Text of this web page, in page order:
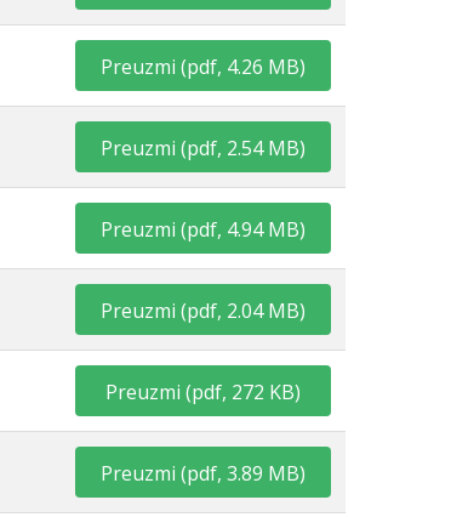
Preuzmi (pdf, 4.26 MB)
Preuzmi (pdf, 2.54 MB)
Preuzmi (pdf, 4.94 MB)
Preuzmi (pdf, 2.04 MB)
Preuzmi (pdf, 272 KB)
Preuzmi (pdf, 3.89 MB)